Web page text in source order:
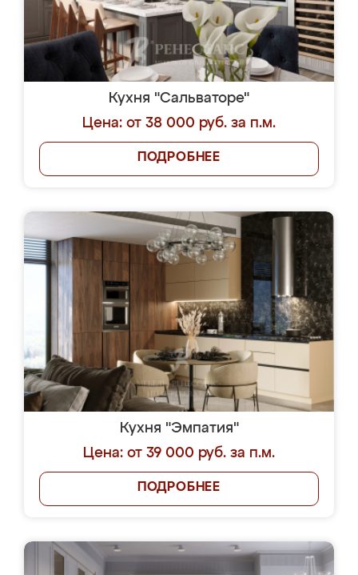
Кухня "Сальваторе"
Цена: от 38 000 руб. за п.м.
ПОДРОБНЕЕ
Кухня "Эмпатия"
Цена: от 39 000 руб. за п.м.
ПОДРОБНЕЕ